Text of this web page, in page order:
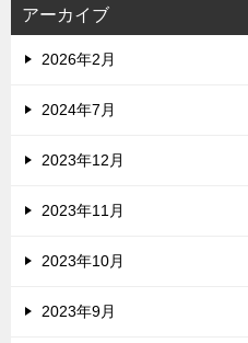
アーカイブ
2026年2月
2024年7月
2023年12月
2023年11月
2023年10月
2023年9月